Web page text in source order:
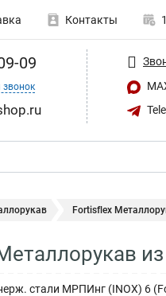
Контакты
09
звонок
Fortisflex
стали МРПИнг (INOX) 6